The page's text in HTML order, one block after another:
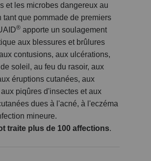
et les microbes dangereux au
tant que pommade de premiers
® apporte un soulagement
aux blessures et brûlures
contusions, aux ulcérations,
soleil, au feu du rasoir, aux
éruptions cutanées, aux
piqûres d'insectes et aux
dues à l'acné, à l'eczéma
mineure.
traite plus de 100 affections.